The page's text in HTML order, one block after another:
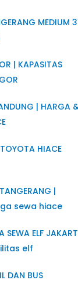
MEDIUM
| KAPASITAS
| HARGA
HIACE
|
sewa hiace
SEWA ELF
elf
DAN BUS